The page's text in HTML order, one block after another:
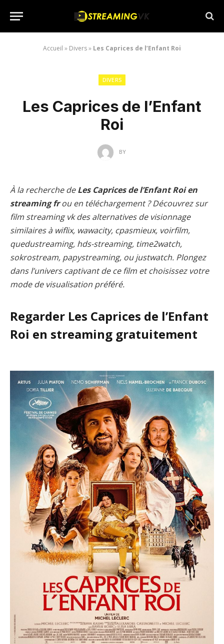
Accueil » Divers» Les Caprices de l’Enfant Roi
DIVERS
Les Caprices de l’Enfant
Roi
BY
À la recherche deLes Caprices de l’Enfant Roi en
streaming frou en téléchargement ? Découvrez sur
film streaming vk des alternatives de visionnage
similaires à wiflix, wawacity, cpasmieux, voirfilm,
quedustreaming, hds-streaming, time2watch,
sokrostream, papystreaming, ou justwatch. Plongez
dans l’univers captivant de ce film et choisissez votre
mode de visualisation préféré.
Regarder Les Caprices de l’Enfant
Roi en streaming gratuitement